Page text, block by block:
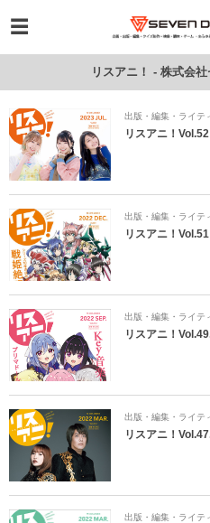
リスアニ！ - 株式会
出版・編集・ライテ
リスアニ！
出版・編集・ライテ
リスアニ！
出版・編集・ライテ
リスアニ！
出版・編集・ライテ
リスアニ！
出版・編集・ライテ